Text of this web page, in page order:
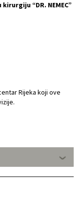
“DR. NEMEC”
Rijeka koji ove